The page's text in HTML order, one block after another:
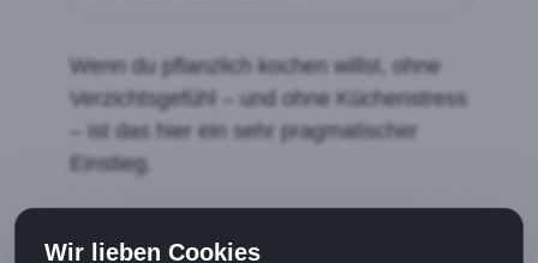
Wenn du pflanzlich kochen willst, ohne
Verzichtsgefühl – und ohne Küchenstress
– ist das hier ein sehr pragmatischer
Einstieg.
Wir lieben Cookies